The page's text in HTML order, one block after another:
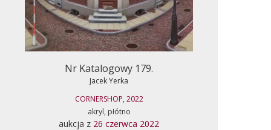
Nr Katalogowy 179.
Jacek Yerka
CORNERSHOP, 2022
akryl, płótno
aukcja z 26 czerwca 2022